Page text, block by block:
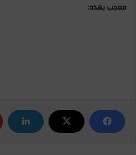
معجب بهذه: